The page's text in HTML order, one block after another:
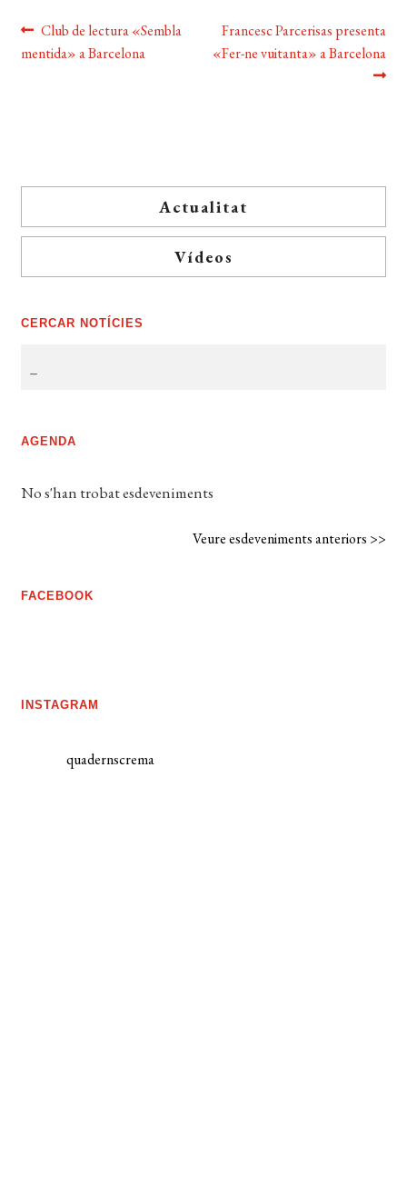
Navegació
d'entrades
Entrada
anterior:
Club de lectura «Sembla
mentida» a Barcelona
Pròxima
entrada:
Francesc Parcerisas presenta
«Fer-ne vuitanta» a Barcelona
Actualitat
Vídeos
CERCAR NOTÍCIES
AGENDA
No s'han trobat esdeveniments
Veure esdeveniments anteriors >>
FACEBOOK
INSTAGRAM
quadernscrema